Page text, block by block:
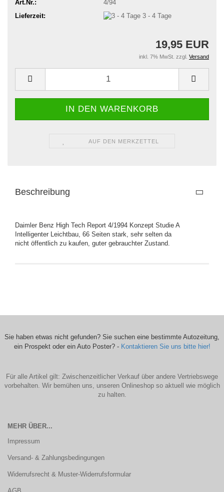
Art.Nr.:
4/94
Lieferzeit:
3 - 4 Tage
19,95 EUR
inkl. 7% MwSt. zzgl. Versand
AUF DEN MERKZETTEL
Beschreibung
Daimler Benz High Tech Report 4/1994 Konzept Studie A
Intelligenter Leichtbau, 66 Seiten stark, sehr selten da
nicht öffentlich zu kaufen, guter gebrauchter Zustand.
Sie haben etwas nicht gefunden? Sie suchen eine bestimmte Autozeitung,
ein Prospekt oder ein Auto Poster? - Kontaktieren Sie uns bitte hier!
Für alle Artikel gilt: Zwischenzeitlicher Verkauf über andere Vertriebswege
vorbehalten. Wir bemühen uns, unseren Onlineshop so aktuell wie möglich
zu halten.
MEHR ÜBER...
Impressum
Versand- & Zahlungsbedingungen
Widerrufsrecht & Muster-Widerrufsformular